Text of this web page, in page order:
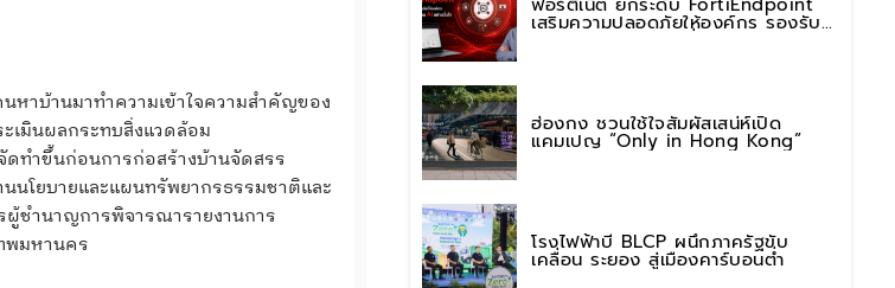
าบ้านมาทำความเข้าใจความสำคัญของ
เมินผลกระทบสิ่งแวดล้อม
ดทำขึ้นก่อนการก่อสร้างบ้านจัดสรร
นโยบายและแผนทรัพยากรธรรมชาติและ
ชำนาญการพิจารณารายงานการ
พมหานคร
เสริมความปลอดภัยให้องค์กร รองรับ
ฮ่องกง ชวนใช้ใจสัมผัสเสน่ห์เปิด
แคมเปญ “Only in Hong Kong”
โรงไฟฟ้าบี BLCP ผนึกภาครัฐขับ
เคลื่อน ระยอง สู่เมืองคาร์บอนต่ำ